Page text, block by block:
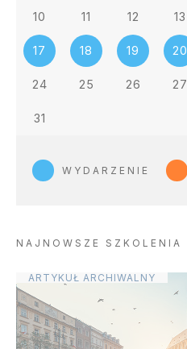
10 11 12 13
17 18 19 20
24 25 26 27
31
WYDARZENIE
NAJNOWSZE SZKOLENIA
ARTYKUŁ ARCHIWALNY